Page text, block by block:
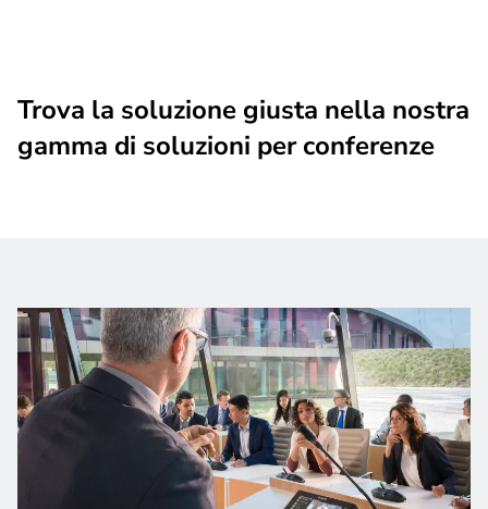
Trova la soluzione giusta nella nostra
gamma di soluzioni per conferenze